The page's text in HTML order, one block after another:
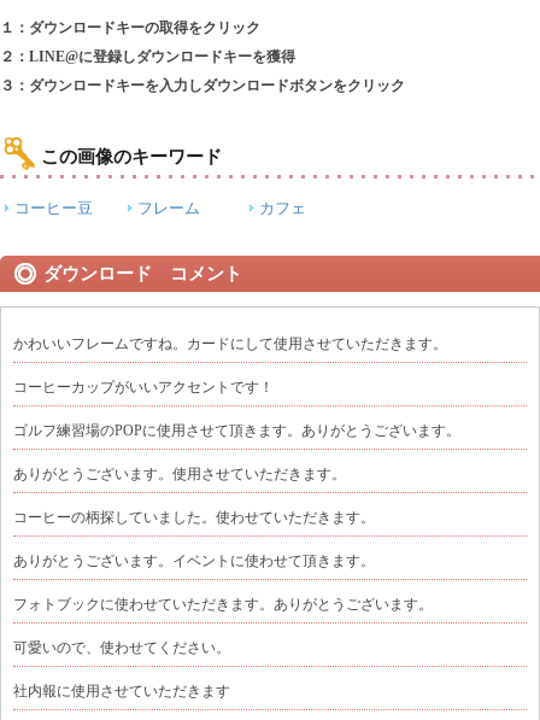
１：ダウンロードキーの取得をクリック
２：LINE@に登録しダウンロードキーを獲得
３：ダウンロードキーを入力しダウンロードボタンをクリック
この画像のキーワード
コーヒー豆 フレーム カフェ
ダウンロード コメント
かわいいフレームですね。カードにして使用させていただきます。
コーヒーカップがいいアクセントです！
ゴルフ練習場のPOPに使用させて頂きます。ありがとうございます。
ありがとうございます。使用させていただきます。
コーヒーの柄探していました。使わせていただきます。
ありがとうございます。イベントに使わせて頂きます。
フォトブックに使わせていただきます。ありがとうございます。
可愛いので、使わせてください。
社内報に使用させていただきます